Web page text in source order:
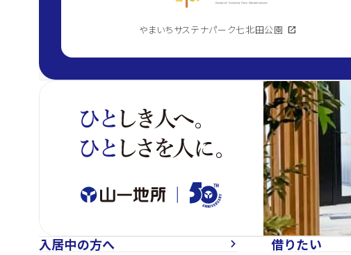
やまいちサステナパーク七北田公園 open_in_new
入居中の方へ arrow_forward_ios 借りたい